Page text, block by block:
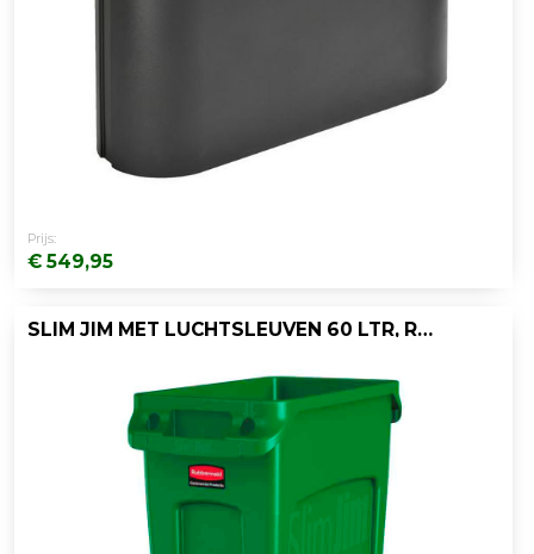
Prijs:
€ 549,95
SLIM JIM MET LUCHTSLEUVEN 60 LTR, RUBBERMAID